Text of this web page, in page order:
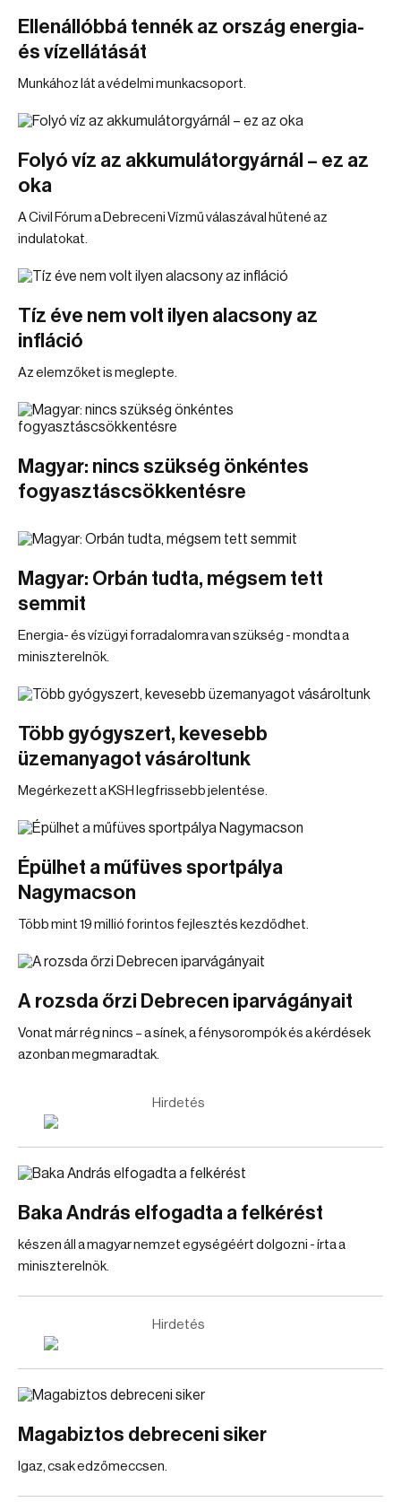
Ellenállóbbá tennék az ország energia-
és vízellátását
Munkához lát a védelmi munkacsoport.
Folyó víz az akkumulátorgyárnál – ez az
oka
A Civil Fórum a Debreceni Vízmű válaszával hűtené az
indulatokat.
Tíz éve nem volt ilyen alacsony az
infláció
Az elemzőket is meglepte.
Magyar: nincs szükség önkéntes
fogyasztáscsökkentésre
Magyar: Orbán tudta, mégsem tett
semmit
Energia- és vízügyi forradalomra van szükség - mondta a
miniszterelnök.
Több gyógyszert, kevesebb
üzemanyagot vásároltunk
Megérkezett a KSH legfrissebb jelentése.
Épülhet a műfüves sportpálya
Nagymacson
Több mint 19 millió forintos fejlesztés kezdődhet.
A rozsda őrzi Debrecen iparvágányait
Vonat már rég nincs – a sínek, a fénysorompók és a kérdések
azonban megmaradtak.
Hirdetés
Baka András elfogadta a felkérést
készen áll a magyar nemzet egységéért dolgozni - írta a
miniszterelnök.
Hirdetés
Magabiztos debreceni siker
Igaz, csak edzőmeccsen.